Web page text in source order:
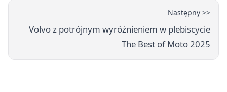
Następny >>
Volvo z potrójnym wyróżnieniem w plebiscycie
The Best of Moto 2025